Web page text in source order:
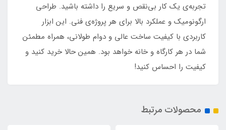
تجربه‌ی یک کار بی‌نقص و سریع را داشته باشید. طراحی
ارگونومیک و عملکرد بالا برای هر پروژه‌ی فنی. این ابزار
کاربردی با کیفیت ساخت عالی و دوام طولانی، همراه مطمئن
شما در هر کارگاه و خانه خواهد بود. همین حالا خرید کنید و
کیفیت را احساس کنید!
محصولات مرتبط